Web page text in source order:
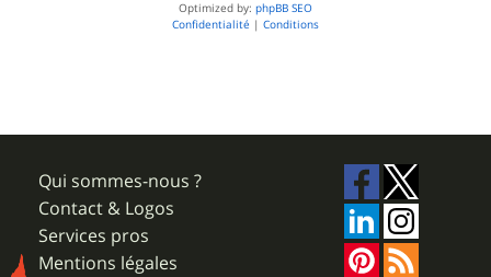
Optimized by: phpBB SEO
Confidentialité | Conditions
Qui sommes-nous ?
Contact & Logos
Services pros
Mentions légales